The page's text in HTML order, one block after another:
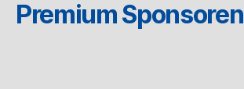
Premium Sponsoren